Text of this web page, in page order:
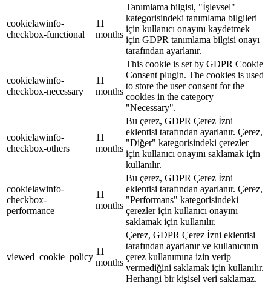
cookielawinfo-
checkbox-functional
11
months
Tanımlama bilgisi, "İşlevsel"
kategorisindeki tanımlama bilgileri
için kullanıcı onayını kaydetmek
için GDPR tanımlama bilgisi onayı
tarafından ayarlanır.
cookielawinfo-
checkbox-necessary
11
months
This cookie is set by GDPR Cookie
Consent plugin. The cookies is used
to store the user consent for the
cookies in the category
"Necessary".
cookielawinfo-
checkbox-others
11
months
Bu çerez, GDPR Çerez İzni
eklentisi tarafından ayarlanır. Çerez,
"Diğer" kategorisindeki çerezler
için kullanıcı onayını saklamak için
kullanılır.
cookielawinfo-
checkbox-
performance
11
months
Bu çerez, GDPR Çerez İzni
eklentisi tarafından ayarlanır. Çerez,
"Performans" kategorisindeki
çerezler için kullanıcı onayını
saklamak için kullanılır.
viewed_cookie_policy
11
months
Çerez, GDPR Çerez İzni eklentisi
tarafından ayarlanır ve kullanıcının
çerez kullanımına izin verip
vermediğini saklamak için kullanılır.
Herhangi bir kişisel veri saklamaz.